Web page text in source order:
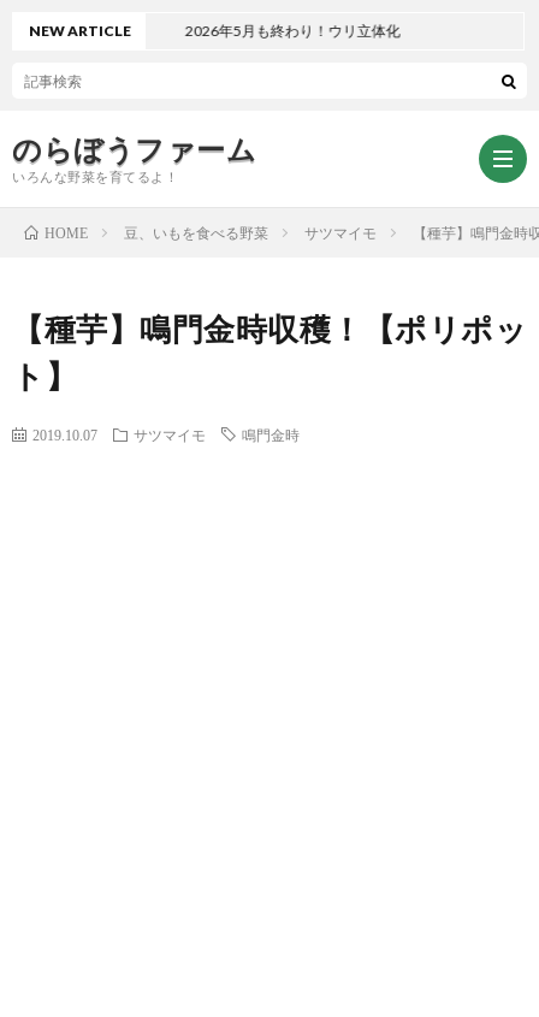
のらぼうファーム
いろんな野菜を育てるよ！
NEW ARTICLE 2026年5月も終わり！ウリ立体化
HOME 豆、いもを食べる野菜 サツマイモ 【種芋】鳴門金時
【種芋】鳴門金時収穫！【ポリポッ
ト】
2019.10.07 サツマイモ 鳴門金時